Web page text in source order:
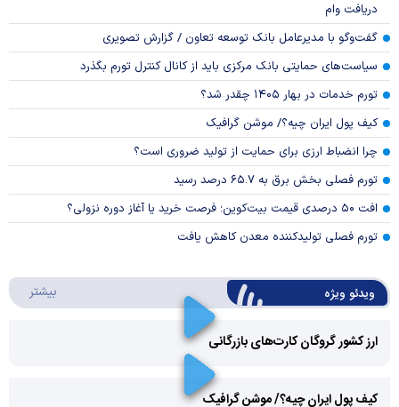
دریافت وام
گفت‌وگو با مدیرعامل بانک توسعه تعاون / گزارش تصویری
سیاست‌های حمایتی بانک مرکزی باید از کانال کنترل تورم بگذرد
تورم خدمات در بهار ۱۴۰۵ چقدر شد؟
کیف پول ایران چیه؟/ موشن گرافیک
چرا انضباط ارزی برای حمایت از تولید ضروری است؟
تورم فصلی بخش برق به ۶۵.۷ درصد رسید
افت ۵۰ درصدی قیمت بیت‌کوین؛ فرصت خرید یا آغاز دوره نزولی؟
تورم فصلی تولیدکننده معدن کاهش یافت
ویدئو ویژه بیشتر
ارز کشور گروگان کارت‌های بازرگانی
کیف پول ایران چیه؟/ موشن گرافیک